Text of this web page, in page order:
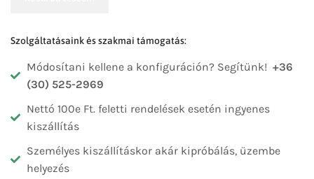
Szolgáltatásaink és szakmai támogatás:
Módosítani kellene a konfiguráción? Segítünk! +36
(30) 525-2969
Nettó 100e Ft. feletti rendelések esetén ingyenes
kiszállítás
Személyes kiszállításkor akár kipróbálás, üzembe
helyezés